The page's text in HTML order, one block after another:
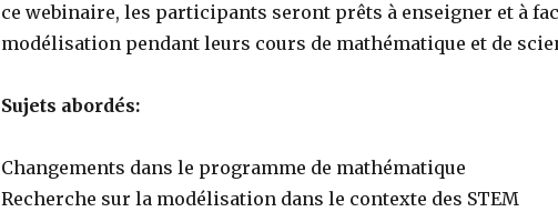
ce webinaire, les participants seront prêts à enseigner et à
modélisation pendant leurs cours de mathématique et de
Sujets abordés:
Changements dans le programme de mathématique
Recherche sur la modélisation dans le contexte des STEM